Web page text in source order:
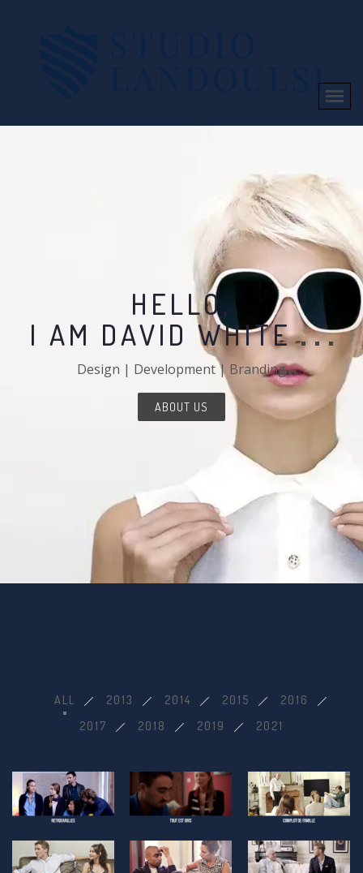
HELLO,
I AM DAVID WHITE
Design | Development | Branding
ABOUT US
ALL 2013 2014 2015
2016
2017
2018 2019 2021